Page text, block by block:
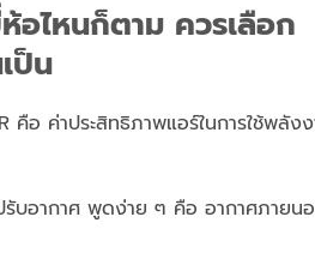
อไหนก็ตาม ควรเลือก
ป็น
คือ ค่าประสิทธิภาพแอร์ในการใช้พลัง
รับอากาศ พูดง่าย ๆ คือ อากาศภายน